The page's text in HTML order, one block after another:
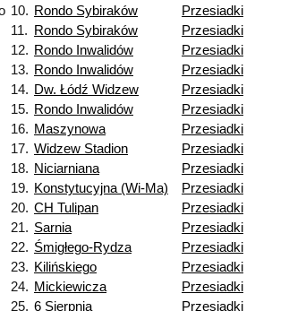
10. Rondo Sybiraków
Przesiadki
11. Rondo Sybiraków
Przesiadki
12. Rondo Inwalidów
Przesiadki
13. Rondo Inwalidów
Przesiadki
14. Dw. Łódź Widzew
Przesiadki
15. Rondo Inwalidów
Przesiadki
16. Maszynowa
Przesiadki
17. Widzew Stadion
Przesiadki
18. Niciarniana
Przesiadki
19. Konstytucyjna (Wi-Ma)
Przesiadki
20. CH Tulipan
Przesiadki
21. Sarnia
Przesiadki
22. Śmigłego-Rydza
Przesiadki
23. Kilińskiego
Przesiadki
24. Mickiewicza
Przesiadki
25. 6 Sierpnia
Przesiadki